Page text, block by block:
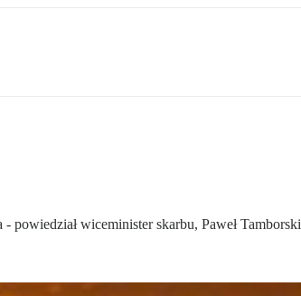
wiceminister skarbu, Paweł Tamborski